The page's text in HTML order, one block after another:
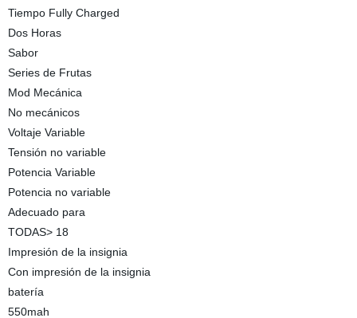
Tiempo Fully Charged
Dos Horas
Sabor
Series de Frutas
Mod Mecánica
No mecánicos
Voltaje Variable
Tensión no variable
Potencia Variable
Potencia no variable
Adecuado para
TODAS> 18
Impresión de la insignia
Con impresión de la insignia
batería
550mah